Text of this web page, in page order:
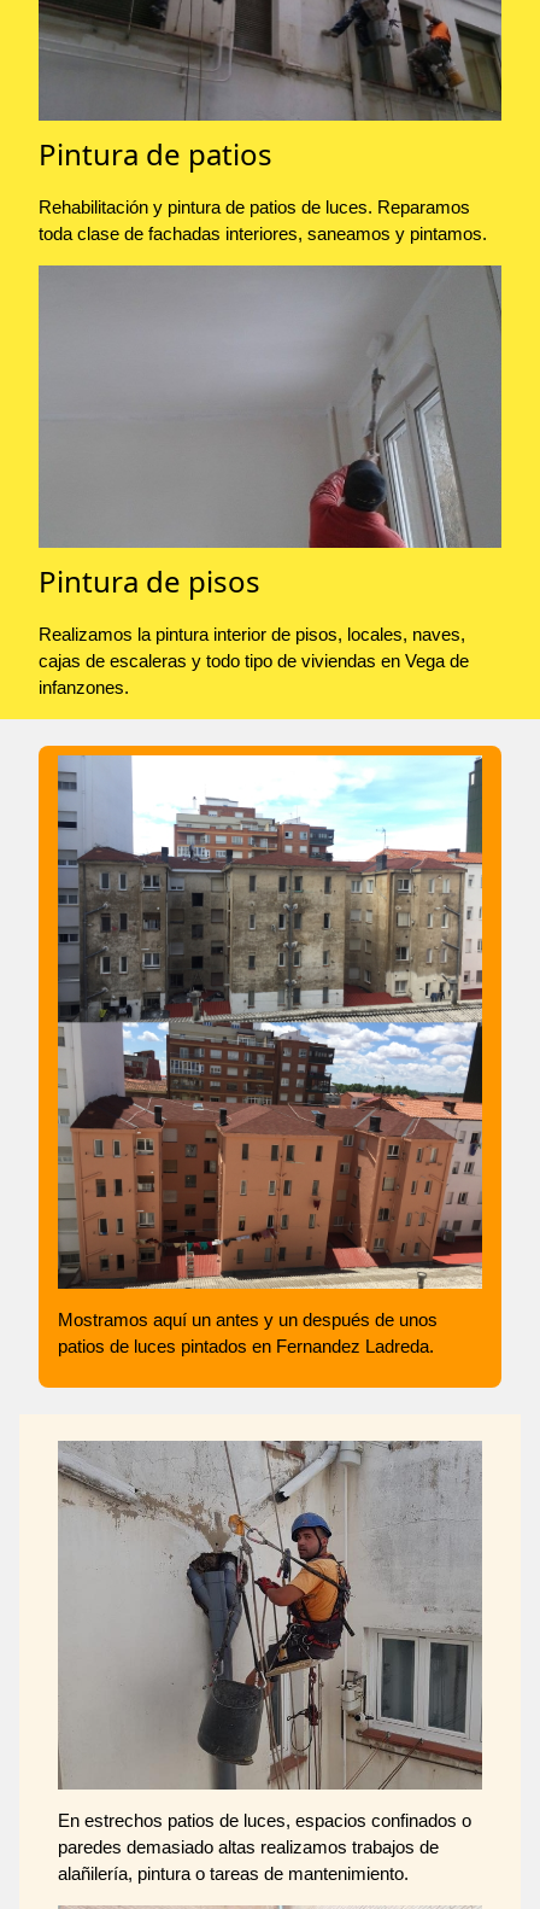
Pintura de patios
Rehabilitación y pintura de patios de luces. Reparamos
toda clase de fachadas interiores, saneamos y pintamos.
Pintura de pisos
Realizamos la pintura interior de pisos, locales, naves,
cajas de escaleras y todo tipo de viviendas en Vega de
infanzones.
Mostramos aquí un antes y un después de unos
patios de luces pintados en Fernandez Ladreda.
En estrechos patios de luces, espacios confinados o
paredes demasiado altas realizamos trabajos de
alañilería, pintura o tareas de mantenimiento.